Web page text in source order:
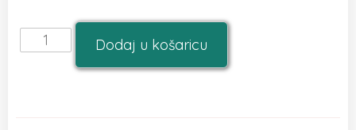
Dodaj u košaricu